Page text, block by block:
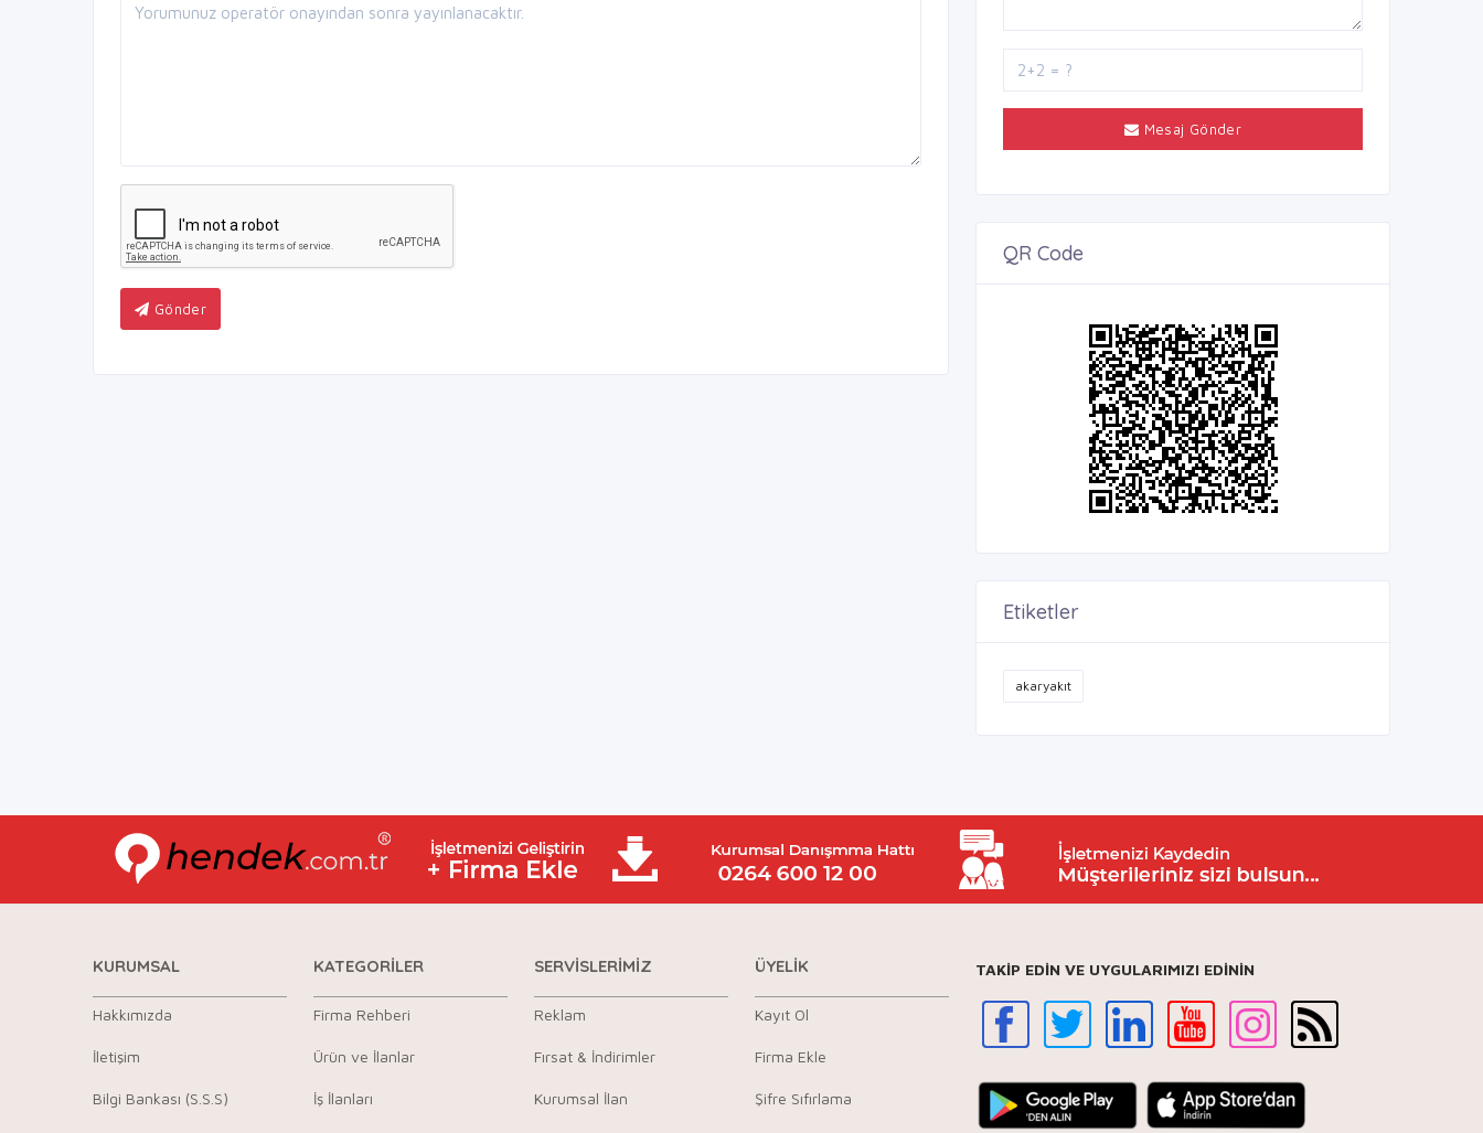
Gönder
Mesaj Gönder
QR Code
Etiketler
akaryakıt
KURUMSAL
Hakkımızda
İletişim
Bilgi Bankası (S.S.S)
KATEGORİLER
Firma Rehberi
Ürün ve İlanlar
İş İlanları
SERVİSLERİMİZ
Reklam
Fırsat & İndirimler
Kurumsal İlan
ÜYELİK
Kayıt Ol
Firma Ekle
Şifre Sıfırlama
TAKİP EDİN VE UYGULARIMIZI EDİNİN